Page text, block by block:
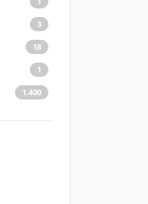
3
18
1
1.400